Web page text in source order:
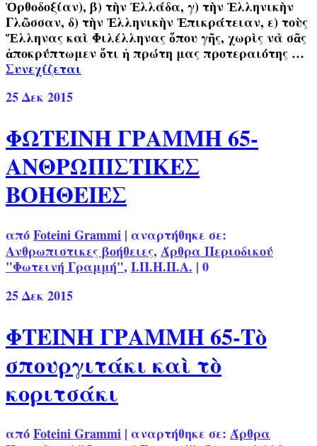
Ὀρθοδοξίαν), β) τὴν Ἑλλάδα, γ) τὴν Ἑλληνικὴν
Γλῶσσαν, δ) τὴν Ἑλληνικὴν Ἐπικράτειαν, ε) τοὺς
Ἕλληνας καὶ Φιλέλληνας ὅπου γῆς, χωρὶς νὰ σᾶς
ἀποκρύπτωμεν ὅτι ἡ πρώτη μας προτεραιότης …
Συνεχίζεται
25Δεκ 2015
ΦΩΤΕΙΝΗ ΓΡΑΜΜΗ 65-
ΑΝΘΡΩΠΙΣΤΙΚΕΣ
ΒΟΗΘΕΙΕΣ
απόFoteini Grammi | αναρτήθηκε σε:
Ανθρωπιστικες βοήθειες, Άρθρα Περιοδικού
"Φωτεινή Γραμμή", Ι.Π.Η.Π.Α. | 0
25Δεκ 2015
ΦΤΕΙΝΗ ΓΡΑΜΜΗ 65-Τὸ
σπουργιτάκι καὶ τὸ
κοριτσάκι
απόFoteini Grammi | αναρτήθηκε σε: Άρθρα